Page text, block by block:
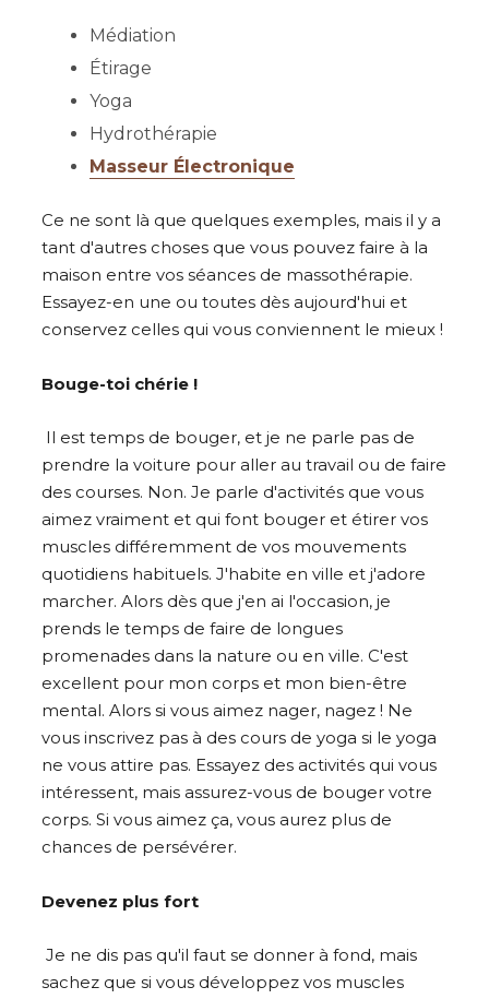
Médiation
Étirage
Yoga
Hydrothérapie
Masseur Électronique
Ce ne sont là que quelques exemples, mais il y a
tant d'autres choses que vous pouvez faire à la
maison entre vos séances de massothérapie.
Essayez-en une ou toutes dès aujourd'hui et
conservez celles qui vous conviennent le mieux !
Bouge-toi chérie !
Il est temps de bouger, et je ne parle pas de
prendre la voiture pour aller au travail ou de faire
des courses. Non. Je parle d'activités que vous
aimez vraiment et qui font bouger et étirer vos
muscles différemment de vos mouvements
quotidiens habituels. J'habite en ville et j'adore
marcher. Alors dès que j'en ai l'occasion, je
prends le temps de faire de longues
promenades dans la nature ou en ville. C'est
excellent pour mon corps et mon bien-être
mental. Alors si vous aimez nager, nagez ! Ne
vous inscrivez pas à des cours de yoga si le yoga
ne vous attire pas. Essayez des activités qui vous
intéressent, mais assurez-vous de bouger votre
corps. Si vous aimez ça, vous aurez plus de
chances de persévérer.
Devenez plus fort
Je ne dis pas qu'il faut se donner à fond, mais
sachez que si vous développez vos muscles